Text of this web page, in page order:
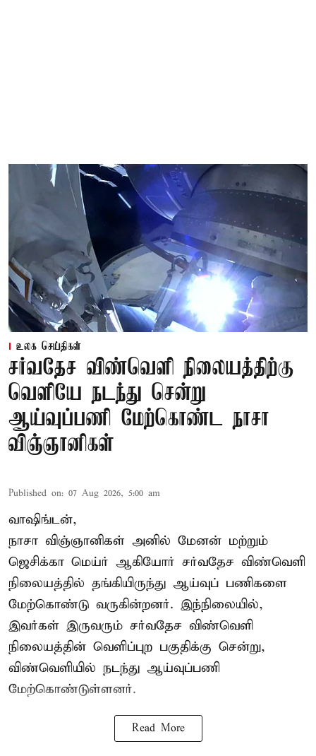
உலக செய்திகள்
சர்வதேச விண்வெளி நிலையத்திற்கு
வெளியே நடந்து சென்று
ஆய்வுப்பணி மேற்கொண்ட நாசா
விஞ்ஞானிகள்
Published on: 07 Aug 2026, 5:00 am
வாஷிங்டன்,
நாசா விஞ்ஞானிகள் அனில் மேனன் மற்றும்
ஜெசிக்கா மெய்ர் ஆகியோர் சர்வதேச விண்வெளி
நிலையத்தில் தங்கியிருந்து ஆய்வுப் பணிகளை
மேற்கொண்டு வருகின்றனர். இந்நிலையில்,
இவர்கள் இருவரும் சர்வதேச விண்வெளி
நிலையத்தின் வெளிப்புற பகுதிக்கு சென்று,
விண்வெளியில் நடந்து ஆய்வுப்பணி
மேற்கொண்டுள்ளனர்.
Read More